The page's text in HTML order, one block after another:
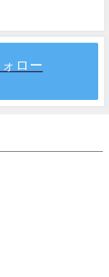
ロー